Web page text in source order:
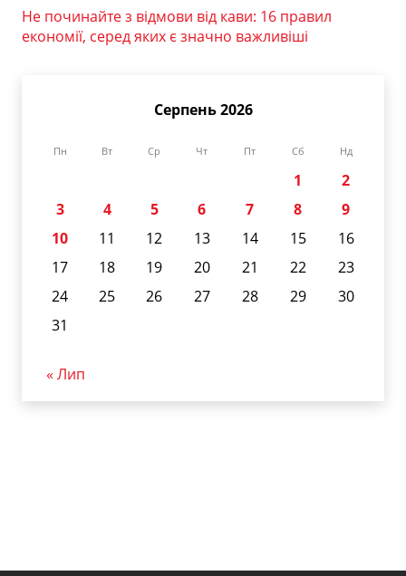
Не починайте з відмови від кави: 16 правил
економії, серед яких є значно важливіші
Серпень 2026
Пн Вт Ср Чт Пт Сб Нд
1
2
3
4 5 6 7 8
9
10
11 12 13 14 15
16
17
18 19 20 21 22
23
24
25 26 27 28 29
30
31
« Лип